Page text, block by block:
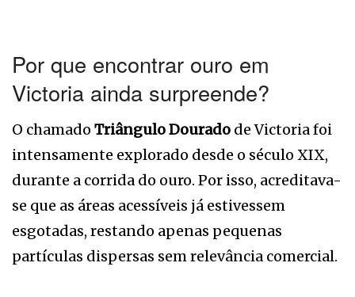
Por que encontrar ouro em
Victoria ainda surpreende?
O chamado Triângulo Dourado de Victoria foi
intensamente explorado desde o século XIX,
durante a corrida do ouro. Por isso, acreditava-
se que as áreas acessíveis já estivessem
esgotadas, restando apenas pequenas
partículas dispersas sem relevância comercial.